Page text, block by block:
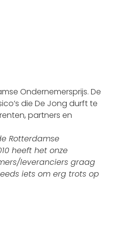
Ondernemersprijs. De
die De Jong durft te
partners en
Rotterdamse
heeft het onze
leveranciers graag
iets om erg trots op